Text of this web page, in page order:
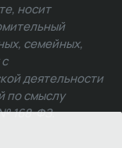
носит
семейных,
деятельности
по смыслу
№ 168-ФЗ.